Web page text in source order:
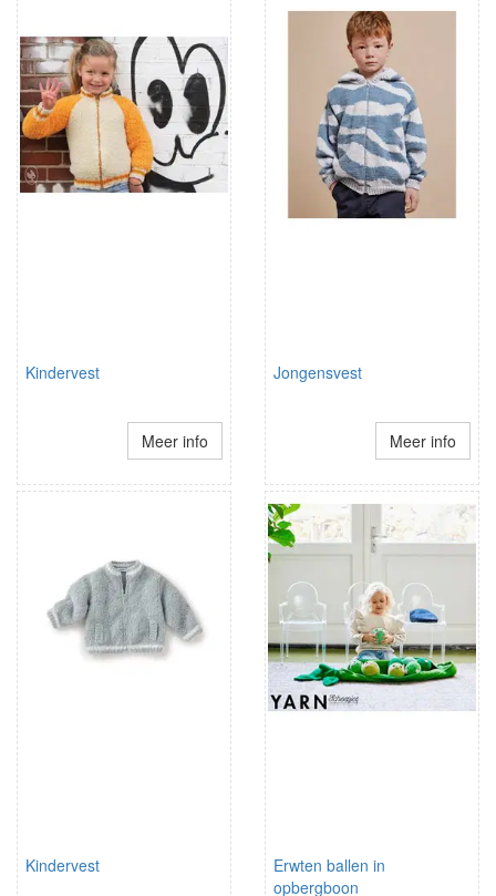
Kindervest
Meer info
Jongensvest
Meer info
Kindervest
Erwten ballen in
opbergboon